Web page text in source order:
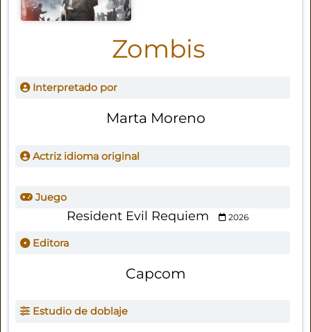
Zombis
Interpretado por
Marta Moreno
Actriz idioma original
Juego
Resident Evil Requiem 2026
Editora
Capcom
Estudio de doblaje